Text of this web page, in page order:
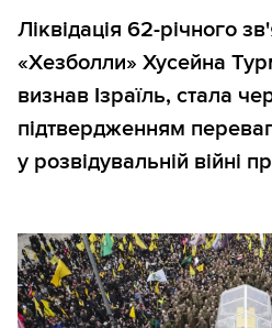
Ліквідація 62-річного
«Хезболли» Хусейна
визнав Ізраїль, стала
підтвердженням
у розвідувальній війні